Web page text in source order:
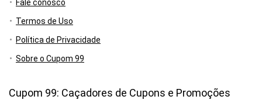
Fale conosco
Termos de Uso
Política de Privacidade
Sobre o Cupom 99
Cupom 99: Caçadores de Cupons e Promoções